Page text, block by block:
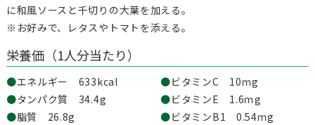
に和風ソースと千切りの大葉を加える。
※お好みで、レタスやトマトを添える。
栄養価（1人分当たり）
●エネルギー 633kcal
●タンパク質 34.4g
●脂質 26.8g
●ビタミンC 10ｍg
●ビタミンE 1.6ｍg
●ビタミンB1 0.54ｍg